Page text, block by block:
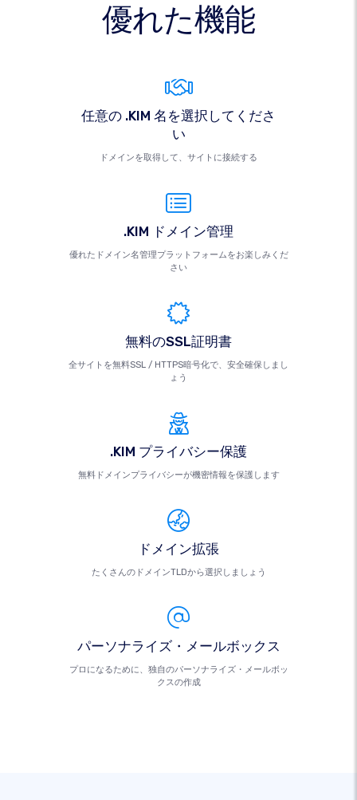
優れた機能
任意の .KIM 名を選択してくださ
い
ドメインを取得して、サイトに接続する
.KIM ドメイン管理
優れたドメイン名管理プラットフォームをお楽しみくだ
さい
無料のSSL証明書
全サイトを無料SSL / HTTPS暗号化で、安全確保しまし
ょう
.KIM プライバシー保護
無料ドメインプライバシーが機密情報を保護します
ドメイン拡張
たくさんのドメインTLDから選択しましょう
パーソナライズ・メールボックス
プロになるために、独自のパーソナライズ・メールボッ
クスの作成